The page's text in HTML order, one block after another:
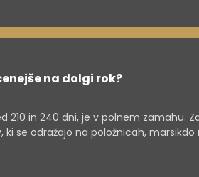
na dolgi rok?
210 in 240 dni, je v polnem zamahu.
se odražajo na položnicah, marsikdo